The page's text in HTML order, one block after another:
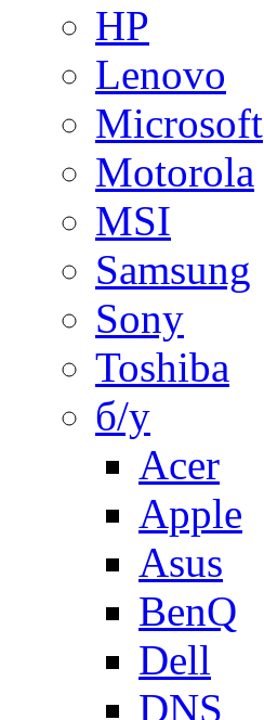
HP
Lenovo
Microsoft
Motorola
MSI
Samsung
Sony
Toshiba
б/у
Acer
Apple
Asus
BenQ
Dell
DNS